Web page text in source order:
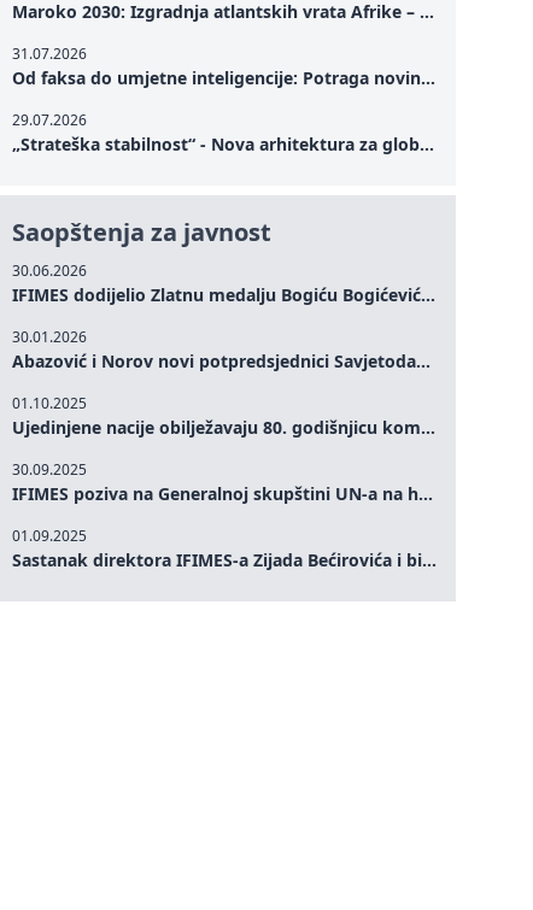
Saopštenja za javnost
30.06.2026
IFIMES dodijelio Zlatnu medalju Bogiću Bogićeviću za izuzetan doprinos demokratskim vrijednostima i miru
30.01.2026
Abazović i Norov novi potpredsjednici Savjetodavnog odbora IFIMES-a
01.10.2025
Ujedinjene nacije obilježavaju 80. godišnjicu komemoracijom na visokom nivou: Eileen Dong predstavlja IFIMES u oblasti ženskog liderstva, unapređenja mira, pravde, rodne ravnopravnosti i održivog razvoja
30.09.2025
IFIMES poziva na Generalnoj skupštini UN-a na hitna ulaganja u mentalno zdravlje i sisteme njege proširene umjetnom inteligencijom
01.09.2025
Sastanak direktora IFIMES-a Zijada Bećirovića i bivšeg premijera Crne Gore Dritana Abazovića
Maroko 2030: Izgradnja atlantskih vrata Afrike – od Tangera u Mediteranu do novog geopolitičkog koridora
31.07.2026
Od faksa do umjetne inteligencije: Potraga novinarstva za istinom u digitalnom dobu
29.07.2026
„Strateška stabilnost“ - Nova arhitektura za globalnu saradnju